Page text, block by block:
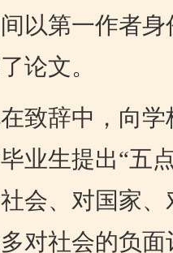
以第一作者
论文。
辞中，向学
业生提出“五
会、对国家
对社会的负